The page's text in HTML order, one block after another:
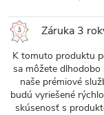
Záruka 3
K tomuto produktu
sa môžete dlhodobo
naše prémiové
budú vyriešené
skúsenosť s